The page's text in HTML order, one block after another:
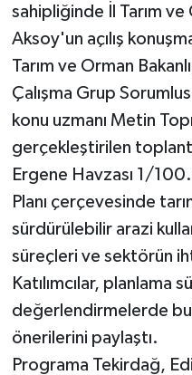
sahipliğinde İl Tarım
Aksoy'un açılış
Tarım ve Orman
Çalışma Grup
konu uzmanı Metin
gerçekleştirilen
Ergene Havzası 1/
Planı çerçevesinde
sürdürülebilir arazi
süreçleri ve sektörün
Katılımcılar, planlama
değerlendirmelerde
önerilerini paylaştı.
Programa Tekirdağ,